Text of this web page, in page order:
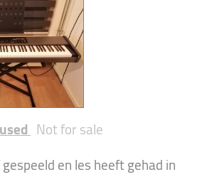
used Not for sale
en les heeft gehad in